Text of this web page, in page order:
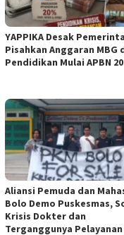
YAPPIKA Desak
Pisahkan Anggaran MBG
Pendidikan Mulai APBN
Aliansi Pemuda dan
Bolo Demo Puskesmas,
Krisis Dokter dan
Terganggunya Pelayanan